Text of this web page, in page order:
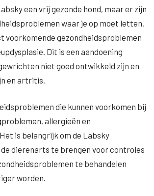
een vrij gezonde hond, maar er zijn
waar je op moet letten.
voorkomende gezondheidsproblemen
Dit is een aandoening
niet goed ontwikkeld zijn en
en artritis.
die kunnen voorkomen bij
allergieën en
is belangrijk om de Labsky
dierenarts te brengen voor controles
te behandelen
worden.